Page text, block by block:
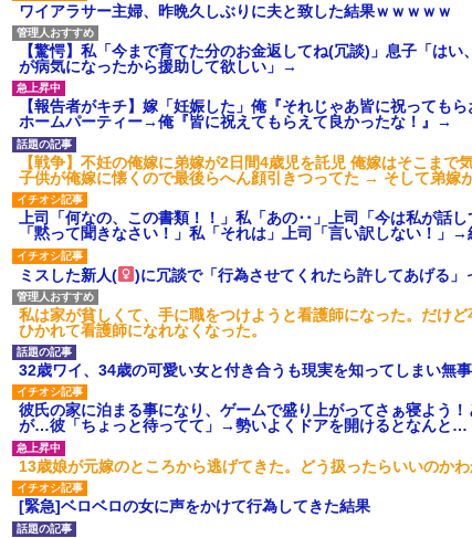
ワイアラサー主婦、昨晩久しぶりに夫と致した結果ｗｗｗｗｗ
【驚愕】私「今まで育てた分のお金返してね(冗談)」息子「は
が病気になったから援助して欲しい」→
【報告者がキチ】嫁「妊娠した」俺『それじゃあ皆に祝っても
ホームパーティー→俺『皆に祝えてもらえて良かったな！』→
【戦争】不妊の俺嫁に弟嫁が2日間4歳児を託児 俺嫁はそこまで
子供が俺嫁に懐くので最後らへん顔引きつってた → そして弟嫁
上司「何なの、この書類！！」私「あの‥」上司「今は私が話
「黙って聞きなさい！」私「それは」上司「言い訳しない！」→
ミスした新人( )に冗談で「行為させてくれたら許してあげる」
私は家が貧しくて、手に職をつけようと看護師になった。だけ
ひかれて看護師になれなくなった。
32歳ワイ、34歳の可愛い女と付き合うも現実を知ってしまい無事
彼氏の家に泊まる事になり、ゲームで盛り上がってさぁ寝よう
が…彼「ちょっと待ってて」→勢いよくドアを開けるとなんと…
13歳娘が元嫁のところから逃げてきた。どう扱ったらいいのか
[緊急]ベロベロの女に声をかけて行為してきた結果